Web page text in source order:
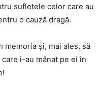
sufletele celor care au
o cauză dragă.
memoria şi, mai ales, să
i-au mânat pe ei în